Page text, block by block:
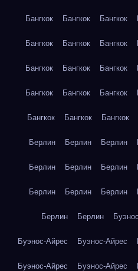
Бангкок Бангкок Бангкок
Бангкок Бангкок Бангкок
Бангкок Бангкок Бангкок
Бангкок Бангкок Бангкок
Бангкок Бангкок Бангкок
Берлин Берлин Берлин
Берлин Берлин Берлин
Берлин Берлин Берлин
Берлин Берлин
Буэнос-Айрес Буэнос-Айрес
Буэнос-Айрес Буэнос-Айрес